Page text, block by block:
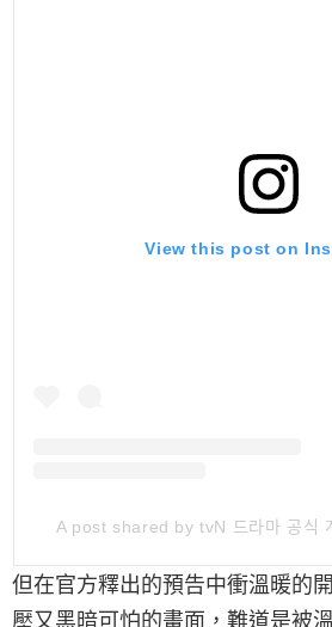
View this post on
A post shared by tvN 드라마
但在官方釋出的預告中衝溫暖的
壓又黑暗可怕的畫面，難道是被